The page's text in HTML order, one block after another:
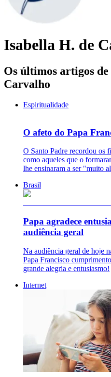
Isabella H. de
Os últimos artigos
Carvalho
Espiritualidade
O afeto do Papa
O Santo Padre recordou os
como aqueles que o
lhe ensinaram a ser "muito
Brasil
Papa agradece
audiência geral
Na audiência geral de hoje
Papa Francisco
grande alegria e entusiasmo!
Internet